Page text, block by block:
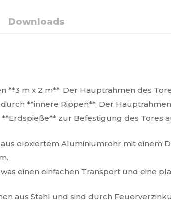
Downloads
**3 m x 2 m**. Der Hauptrahmen des
**innere Rippen**. Der
zur Befestigung des Tores
eloxiertem Aluminiumrohr mit einem
einen einfachen Transport und eine
aus Stahl und sind durch